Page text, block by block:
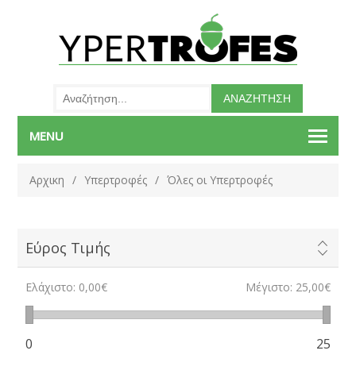
MENU
Αρχικη / Υπερτροφές / Όλες οι Υπερτροφές
Εύρος Τιμής
Ελάχιστο: 0,00€ Μέγιστο: 25,00€
0 25